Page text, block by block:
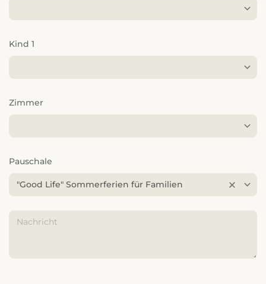
---
Kind 1
Zimmer
Pauschale
"Good Life" Sommerferien für Familien